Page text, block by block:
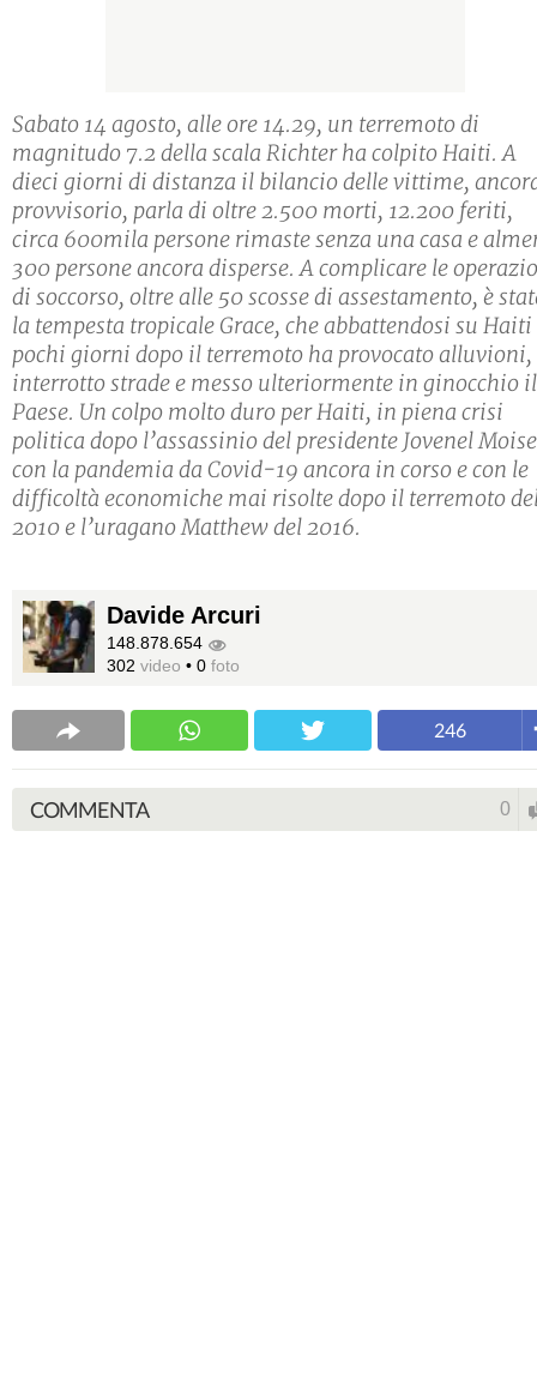
Sabato 14 agosto, alle ore 14.29, un terremoto di
magnitudo 7.2 della scala Richter ha colpito Haiti. A
dieci giorni di distanza il bilancio delle vittime,
provvisorio, parla di oltre 2.500 morti, 12.200 feriti,
circa 600mila persone rimaste senza una casa e
300 persone ancora disperse. A complicare le
di soccorso, oltre alle 50 scosse di assestamento, è
la tempesta tropicale Grace, che abbattendosi su Haiti
pochi giorni dopo il terremoto ha provocato alluvioni,
interrotto strade e messo ulteriormente in ginocchio il
Paese. Un colpo molto duro per Haiti, in piena crisi
politica dopo l’assassinio del presidente Jovenel
con la pandemia da Covid-19 ancora in corso e con le
difficoltà economiche mai risolte dopo il terremoto
2010 e l’uragano Matthew del 2016.
Davide Arcuri
148.878.654
302 video • 0 foto
246
COMMENTA 0